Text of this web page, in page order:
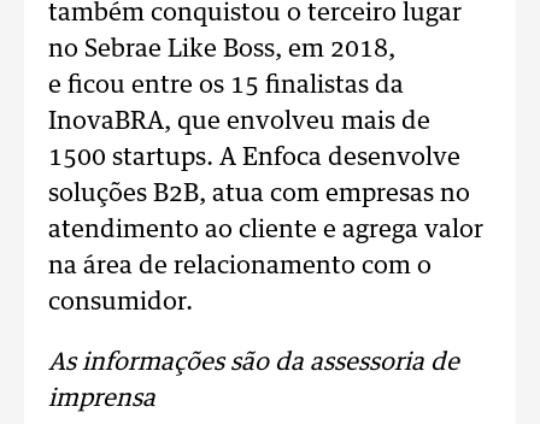
também conquistou o terceiro lugar
no Sebrae Like Boss, em 2018,
e ficou entre os 15 finalistas da
InovaBRA, que envolveu mais de
1500 startups. A Enfoca desenvolve
soluções B2B, atua com empresas no
atendimento ao cliente e agrega valor
na área de relacionamento com o
consumidor.
As informações são da assessoria de
imprensa